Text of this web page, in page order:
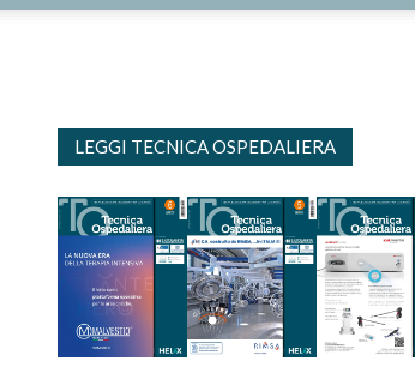
LEGGI TECNICA OSPEDALIERA